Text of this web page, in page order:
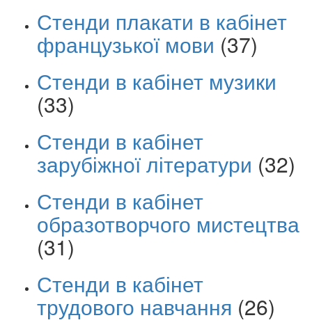
Стенди плакати в кабінет
французької мови (37)
Стенди в кабінет музики
(33)
Стенди в кабінет
зарубіжної літератури (32)
Стенди в кабінет
образотворчого мистецтва
(31)
Стенди в кабінет
трудового навчання (26)